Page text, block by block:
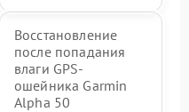
Восстановление
после попадания
влаги GPS-
ошейника Garmin
Alpha 50